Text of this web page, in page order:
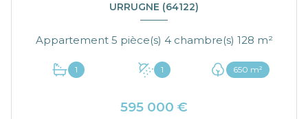
URRUGNE (64122)
Appartement 5 pièce(s) 4 chambre(s) 128 m²
1 1 650 m²
595 000 €